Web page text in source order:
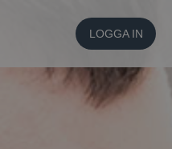
LOGGA IN